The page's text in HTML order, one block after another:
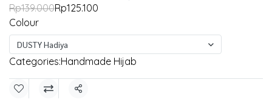
Rp139.000Rp125.100
Colour
DUSTY Hadiya
Categories:Handmade Hijab
Share